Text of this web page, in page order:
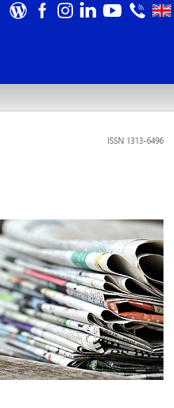
ISSN 1313-6496